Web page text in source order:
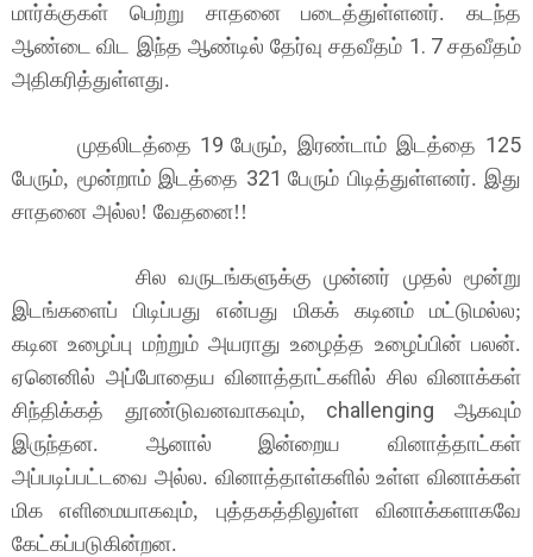
மார்க்குகள் பெற்று சாதனை படைத்துள்ளனர். கடந்த
ஆண்டை விட இந்த ஆண்டில் தேர்வு சதவீதம் 1. 7 சதவீதம்
அதிகரித்துள்ளது.
முதலிடத்தை 19பேரும், இரண்டாம் இடத்தை 125
பேரும், மூன்றாம் இடத்தை 321 பேரும் பிடித்துள்ளனர். இது
சாதனை அல்ல! வேதனை!!
சில வருடங்களுக்கு முன்னர் முதல் மூன்று
இடங்களைப் பிடிப்பது என்பது மிகக் கடினம் மட்டுமல்ல;
கடின உழைப்பு மற்றும் அயராது உழைத்த உழைப்பின் பலன்.
ஏனெனில் அப்போதைய வினாத்தாட்களில் சில வினாக்கள்
சிந்திக்கத் தூண்டுவனவாகவும், challengingஆகவும்
இருந்தன. ஆனால் இன்றைய வினாத்தாட்கள்
அப்படிப்பட்டவை அல்ல. வினாத்தாள்களில் உள்ள வினாக்கள்
மிக எளிமையாகவும், புத்தகத்திலுள்ள வினாக்களாகவே
கேட்கப்படுகின்றன.